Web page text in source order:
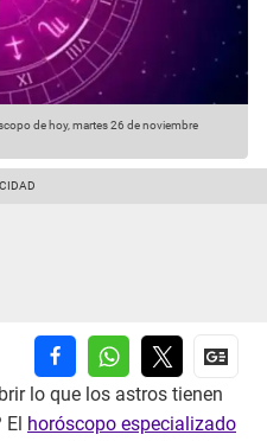
de hoy, martes 26 de noviembre
lo que los astros tienen
horóscopo especializado